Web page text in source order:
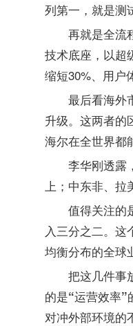
列第一，就是测
再就是全流
技术底座，以超
缩短30%、用户
最后看海外
升级。这两者的
海尔在全世界都
李华刚透露
上；中东非、拉
值得关注的
入三分之二。这
均衡分布的全球
把这几件事
的是“运营效率
对冲外部环境的